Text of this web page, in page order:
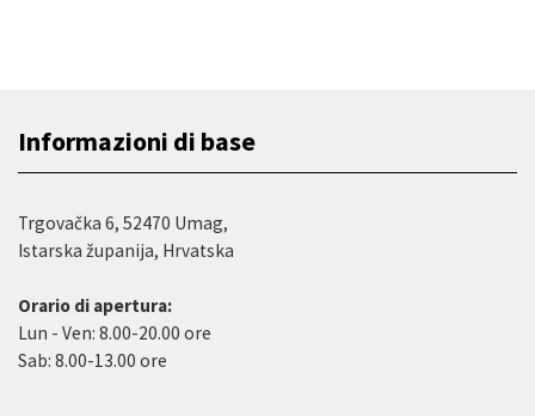
Informazioni di base
Trgovačka 6, 52470 Umag,
Istarska županija, Hrvatska
Orario di apertura:
Lun - Ven: 8.00-20.00 ore
Sab: 8.00-13.00 ore